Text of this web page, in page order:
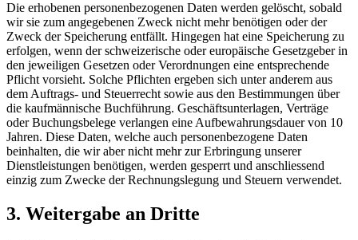
Die erhobenen personenbezogenen Daten werden gelöscht, sobald
wir sie zum angegebenen Zweck nicht mehr benötigen oder der
Zweck der Speicherung entfällt. Hingegen hat eine Speicherung zu
erfolgen, wenn der schweizerische oder europäische Gesetzgeber in
den jeweiligen Gesetzen oder Verordnungen eine entsprechende
Pflicht vorsieht. Solche Pflichten ergeben sich unter anderem aus
dem Auftrags- und Steuerrecht sowie aus den Bestimmungen über
die kaufmännische Buchführung. Geschäftsunterlagen, Verträge
oder Buchungsbelege verlangen eine Aufbewahrungsdauer von 10
Jahren. Diese Daten, welche auch personenbezogene Daten
beinhalten, die wir aber nicht mehr zur Erbringung unserer
Dienstleistungen benötigen, werden gesperrt und anschliessend
einzig zum Zwecke der Rechnungslegung und Steuern verwendet.
3. Weitergabe an Dritte